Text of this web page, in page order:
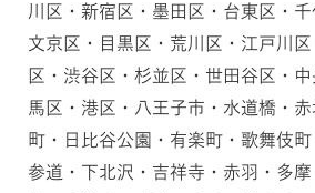
川区・新宿区・墨田区・台東区・千
文京区・目黒区・荒川区・江戸川
区・渋谷区・杉並区・世田谷区・
馬区・港区・八王子市・水道橋・
町・日比谷公園・有楽町・歌舞伎
参道・下北沢・吉祥寺・赤羽・多